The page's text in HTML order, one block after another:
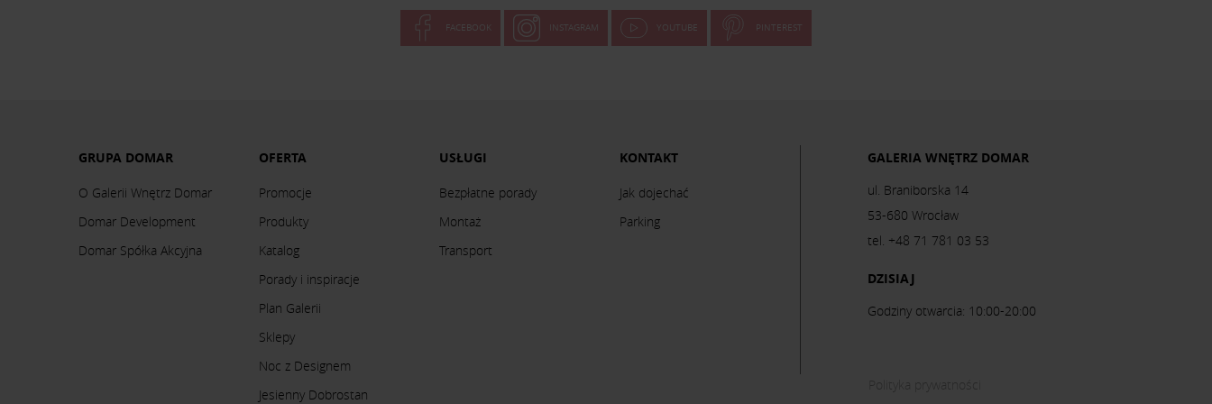
FACEBOOK INSTAGRAM YOUTUBE PINTEREST
GRUPA DOMAR
O Galerii Wnętrz Domar
Domar Development
Domar Spółka Akcyjna
OFERTA
Promocje
Produkty
Katalog
Porady i inspiracje
Plan Galerii
Sklepy
Noc z Designem
Jesienny Dobrostan
USŁUGI
Bezpłatne porady
Montaż
Transport
KONTAKT
Jak dojechać
Parking
GALERIA WNĘTRZ DOMAR
ul. Braniborska 14
53-680 Wrocław
tel. +48 71 781 03 53
DZISIAJ
Godziny otwarcia: 10:00-20:00